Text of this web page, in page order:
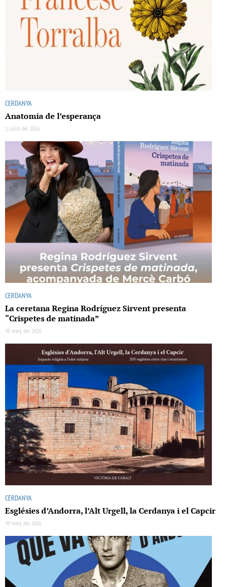
CERDANYA
Anatomia de l’esperança
1 juliol del 2026
CERDANYA
La ceretana Regina Rodríguez Sirvent presenta
“Crispetes de matinada”
30 març del 2026
CERDANYA
Esglésies d’Andorra, l’Alt Urgell, la Cerdanya i el Capcir
30 març del 2026